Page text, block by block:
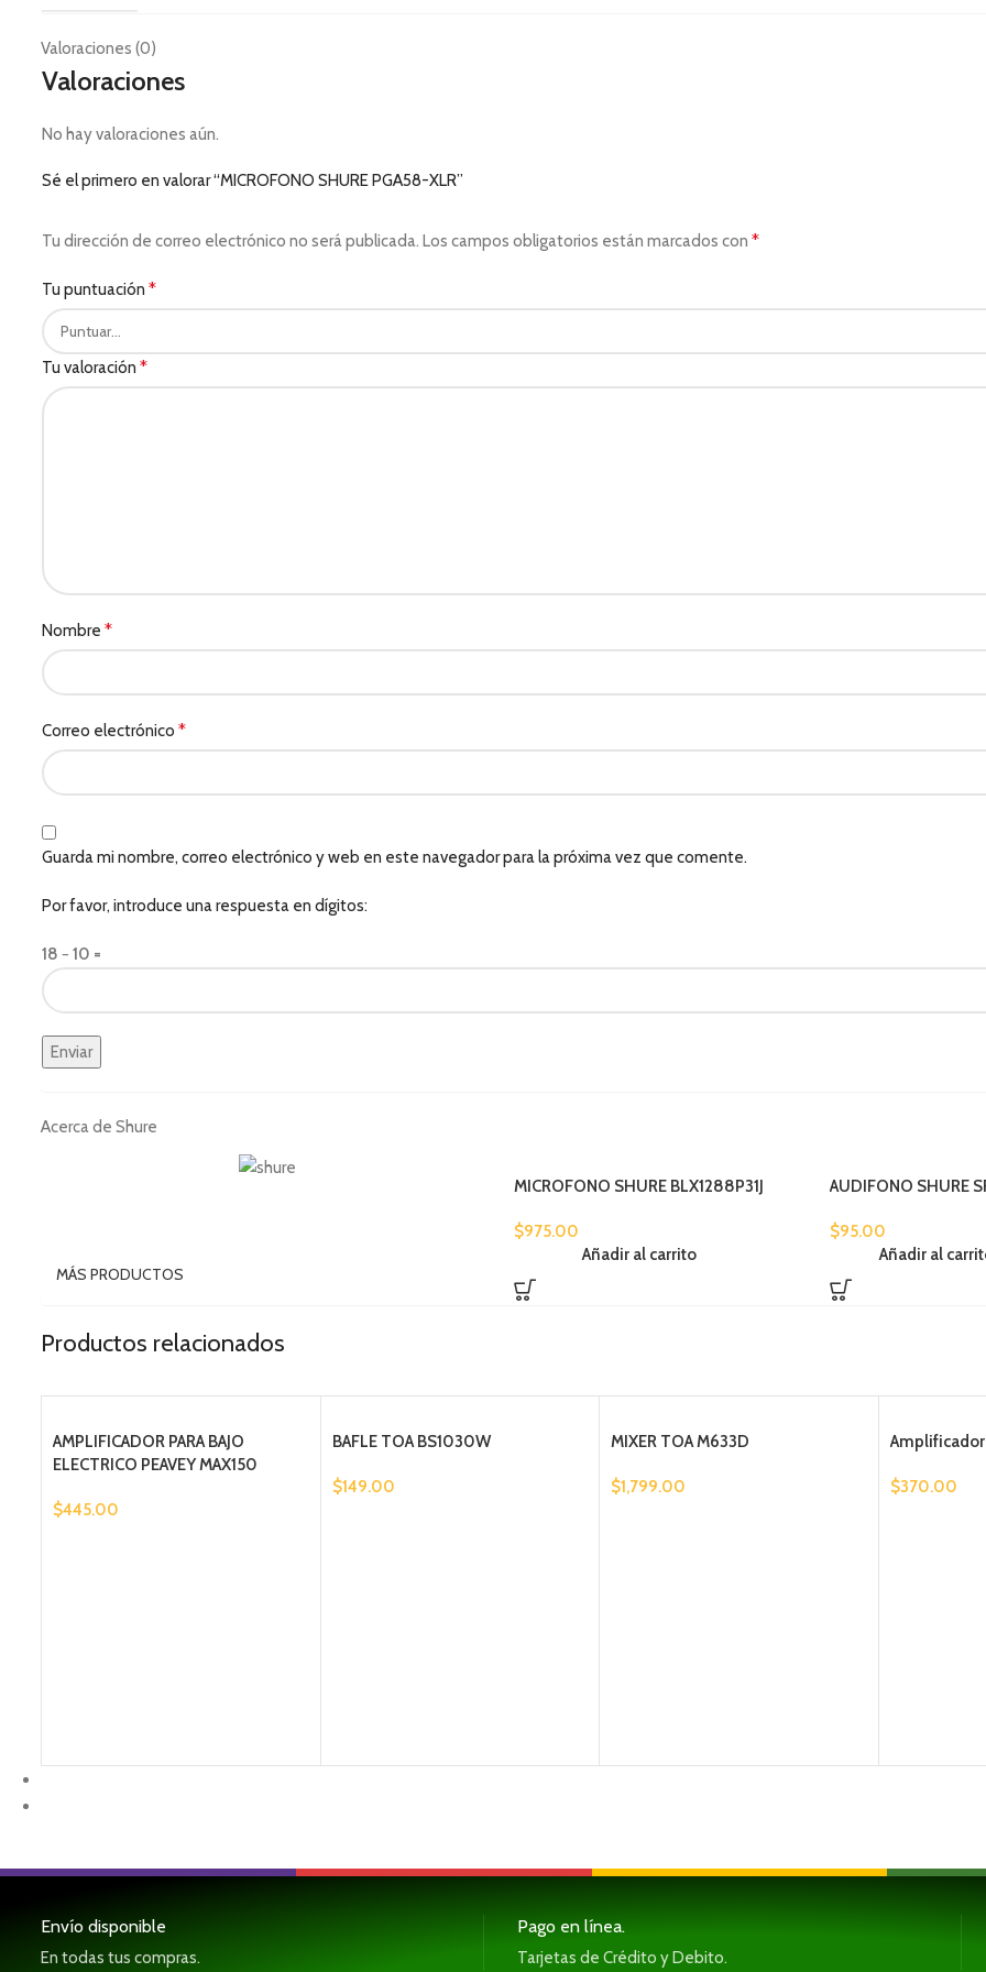
Valoraciones (0)
Valoraciones
No hay valoraciones aún.
Sé el primero en valorar “MICROFONO SHURE PGA58-XLR”
Tu dirección de correo electrónico no será publicada. Los campos obligatorios están marcados con *
Tu puntuación *
Tu valoración *
Nombre *
Correo electrónico *
Guarda mi nombre, correo electrónico y web en este navegador para la próxima vez que comente.
Por favor, introduce una respuesta en dígitos:
18 − 10 =
Acerca de Shure
MÁS PRODUCTOS
MICROFONO SHURE BLX1288P31J
$975.00
Añadir al carrito
AUDIFONO SHURE
$95.00
Añadir al
Productos relacionados
AMPLIFICADOR PARA BAJO
ELECTRICO PEAVEY MAX150
$445.00
BAFLE TOA BS1030W
$149.00
MIXER TOA M633D
$1,799.00 $370.00
Envío disponible
En todas tus compras.
Pago en línea.
Tarjetas de Crédito y Debito.